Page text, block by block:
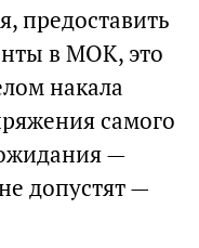
предоставить
в МОК, это
накала
самого
—
допустят —